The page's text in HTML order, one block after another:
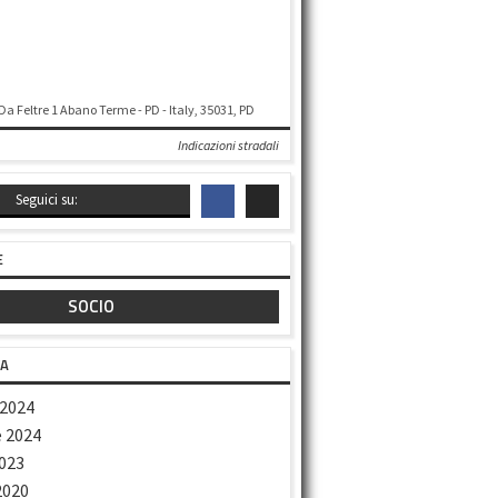
Feltre 1 Abano Terme - PD - Italy, 35031, PD
Indicazioni stradali
Seguici su:
SOCIO